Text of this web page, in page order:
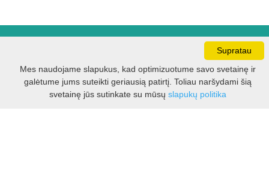
Filtras
VI -VII 10.00 - 16.00 val.
Supratau
Mes naudojame slapukus, kad optimizuotume savo svetainę ir
galėtume jums suteikti geriausią patirtį. Toliau naršydami šią
svetainę jūs sutinkate su mūsų slapukų politika